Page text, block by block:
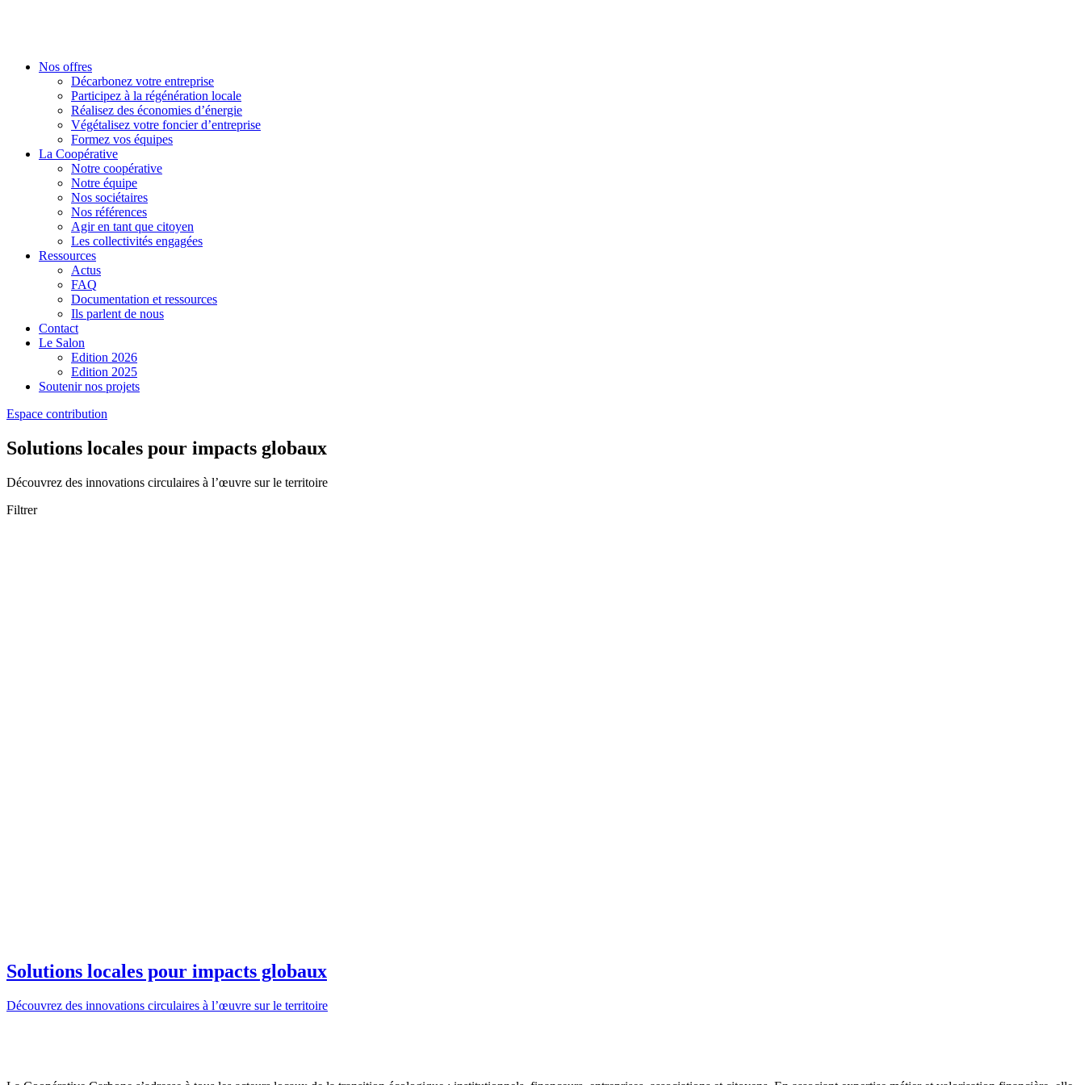
Nos offres
Décarbonez votre entreprise
Participez à la régénération locale
Réalisez des économies d’énergie
Végétalisez votre foncier d’entreprise
Formez vos équipes
La Coopérative
Notre coopérative
Notre équipe
Nos sociétaires
Nos références
Agir en tant que citoyen
Les collectivités engagées
Ressources
Actus
FAQ
Documentation et ressources
Ils parlent de nous
Contact
Le Salon
Edition 2026
Edition 2025
Soutenir nos projets
Espace contribution
Solutions locales pour impacts globaux
Découvrez des innovations circulaires à l’œuvre sur le territoire
Filtrer
Solutions locales pour impacts globaux
Découvrez des innovations circulaires à l’œuvre sur le territoire